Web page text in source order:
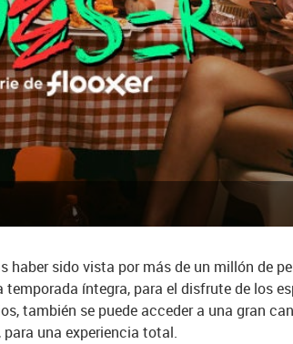
haber sido vista por más de un millón de
íntegra, para el disfrute de los
también se puede acceder a una gran
una experiencia total.